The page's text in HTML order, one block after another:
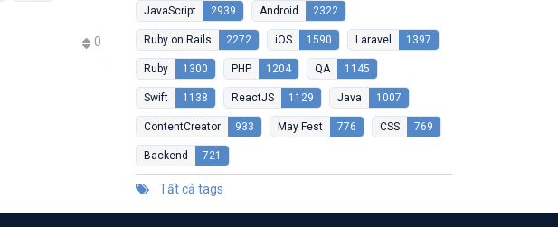
0
JavaScript 2939 Android 2322
Ruby on Rails 2272 iOS 1590 Laravel 1397
Ruby 1300 PHP 1204 QA 1145
Swift 1138 ReactJS 1129 Java 1007
ContentCreator 933 May Fest 776 CSS 769
Backend 721
Tất cả tags